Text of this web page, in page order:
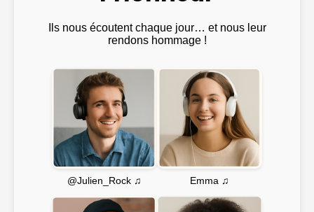
Ils nous écoutent chaque jour… et nous leur
rendons hommage !
@Julien_Rock ♫ Emma ♫